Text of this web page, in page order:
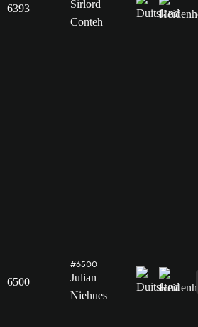
6393
Sirlord
Conteh
6500
#6500
Julian
Niehues